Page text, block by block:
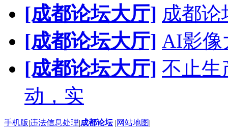
[成都论坛大厅] 成都论
[成都论坛大厅] AI影像
[成都论坛大厅] 不止生
动，实
手机版|违法信息处理|成都论坛 |网站地图|